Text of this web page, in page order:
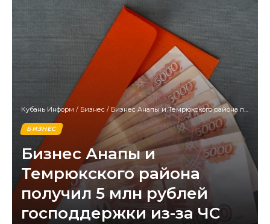
Кубань Информ / Бизнес / Бизнес Анапы и Темрюкского района получил 5 млн рублей господдержки из-за ЧС
БИЗНЕС
Бизнес Анапы и
Темрюкского района
получил 5 млн рублей
господдержки из-за ЧС